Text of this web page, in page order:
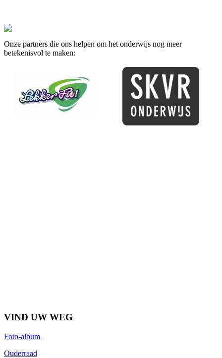
Onze partners die ons helpen om het onderwijs nog meer
betekenisvol te maken:
VIND UW WEG
Foto-album
Ouderraad